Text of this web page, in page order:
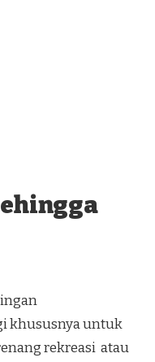
khususnya untuk
rekreasi atau